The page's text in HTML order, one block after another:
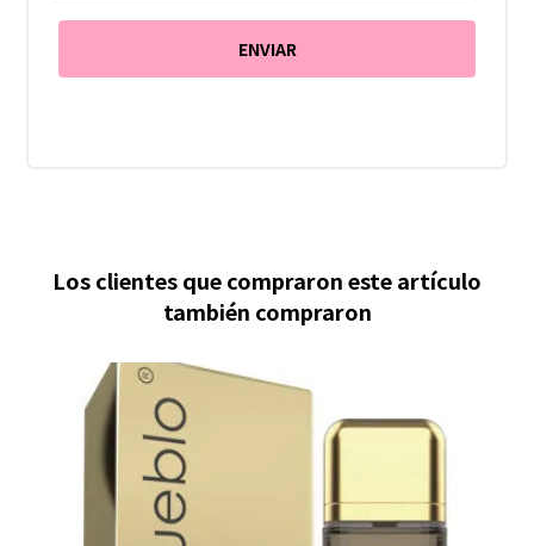
Los clientes que compraron este artículo
también compraron